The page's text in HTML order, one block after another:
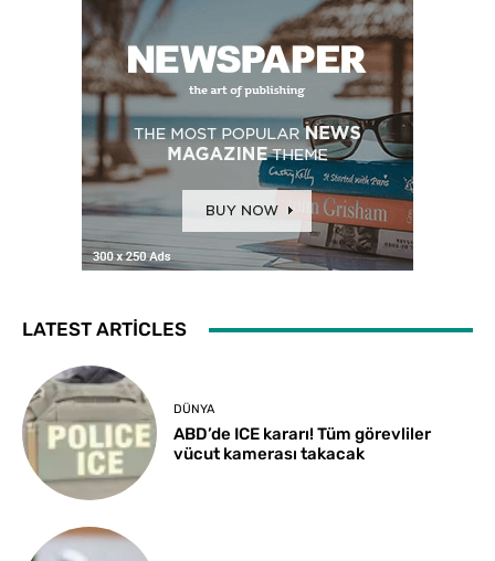
LATEST ARTICLES
DÜNYA
ABD’de ICE kararı! Tüm görevliler
vücut kamerası takacak